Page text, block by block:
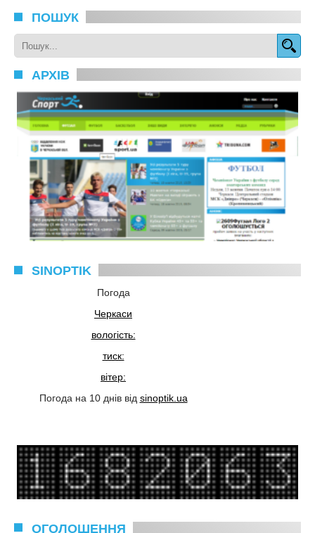
ПОШУК
АРХІВ
SINOPTIK
Погода
Черкаси
вологість:
тиск:
вітер:
Погода на 10 днів від sinoptik.ua
ОГОЛОШЕННЯ